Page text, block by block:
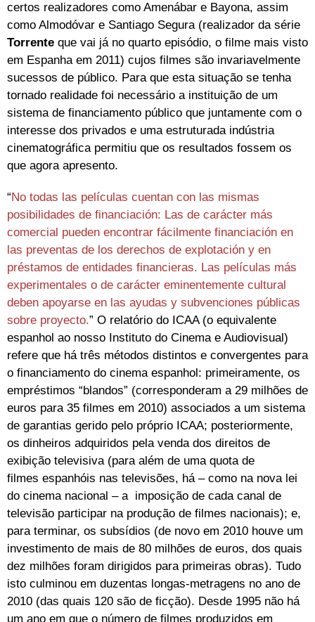
certos realizadores como Amenábar e Bayona, assim
como Almodóvar e Santiago Segura (realizador da série
Torrente que vai já no quarto episódio, o filme mais visto
em Espanha em 2011) cujos filmes são invariavelmente
sucessos de público. Para que esta situação se tenha
tornado realidade foi necessário a instituição de um
sistema de financiamento público que juntamente com o
interesse dos privados e uma estruturada indústria
cinematográfica permitiu que os resultados fossem os
que agora apresento.
“No todas las películas cuentan con las mismas
posibilidades de financiación: Las de carácter más
comercial pueden encontrar fácilmente financiación en
las preventas de los derechos de explotación y en
préstamos de entidades financieras. Las películas más
experimentales o de carácter eminentemente cultural
deben apoyarse en las ayudas y subvenciones públicas
sobre proyecto.” O relatório do ICAA (o equivalente
espanhol ao nosso Instituto do Cinema e Audiovisual)
refere que há três métodos distintos e convergentes para
o financiamento do cinema espanhol: primeiramente, os
empréstimos “blandos” (corresponderam a 29 milhões de
euros para 35 filmes em 2010) associados a um sistema
de garantias gerido pelo próprio ICAA; posteriormente,
os dinheiros adquiridos pela venda dos direitos de
exibição televisiva (para além de uma quota de
filmes espanhóis nas televisões, há – como na nova lei
do cinema nacional – a imposição de cada canal de
televisão participar na produção de filmes nacionais); e,
para terminar, os subsídios (de novo em 2010 houve um
investimento de mais de 80 milhões de euros, dos quais
dez milhões foram dirigidos para primeiras obras). Tudo
isto culminou em duzentas longas-metragens no ano de
2010 (das quais 120 são de ficção). Desde 1995 não há
um ano em que o número de filmes produzidos em